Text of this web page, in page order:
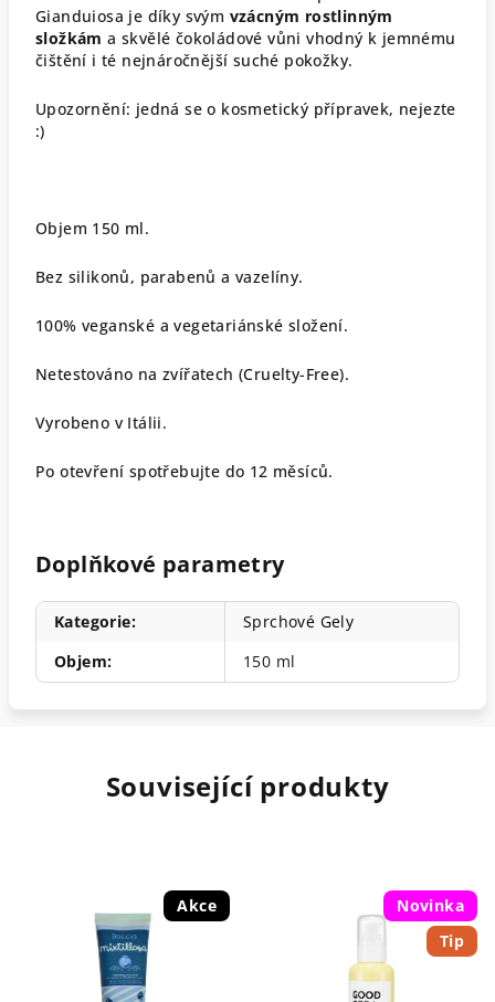
Gianduiosa je díky svým vzácným rostlinným
složkám a skvělé čokoládové vůni vhodný k jemnému
čištění i té nejnáročnější suché pokožky.
Upozornění: jedná se o kosmetický přípravek, nejezte
:)
Objem 150 ml.
Bez silikonů, parabenů a vazelíny.
100% veganské a vegetariánské složení.
Netestováno na zvířatech (Cruelty-Free).
Vyrobeno v Itálii.
Po otevření spotřebujte do 12 měsíců.
Doplňkové parametry
Kategorie:
Sprchové Gely
Objem: 150 ml
Související produkty
Akce
Novinka
Tip